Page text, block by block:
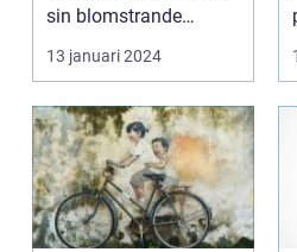
sin blomstrande
konstscen och
fotokonsten ä...
13 januari 2024